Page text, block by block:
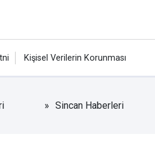
Kişisel Verilerin Korunması
Sincan Haberleri